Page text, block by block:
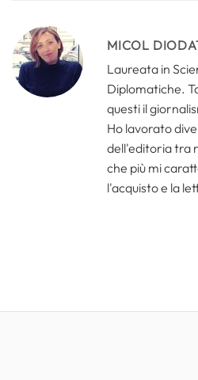
MICOL
Laureata in
Diplomatiche.
questi il
Ho lavorato
dell'editoria tra
che più mi
l'acquisto e la